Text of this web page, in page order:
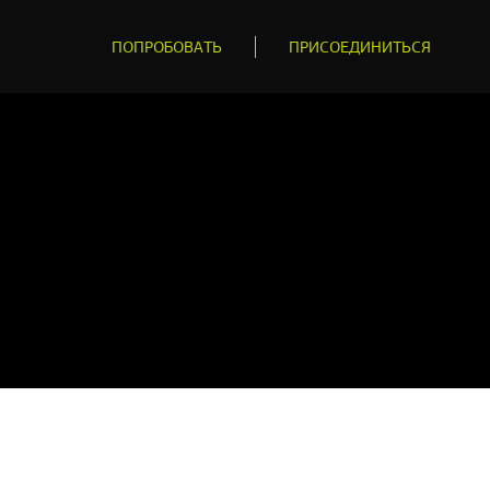
ПОПРОБОВАТЬ ПРИСОЕДИНИТЬСЯ